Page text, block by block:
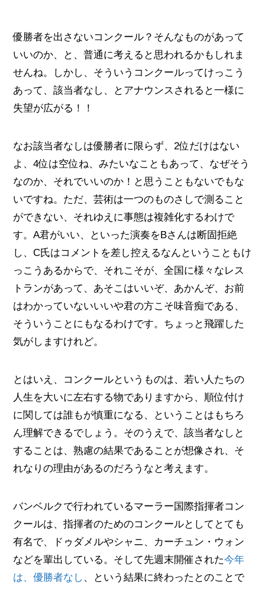
優勝者を出さないコンクール？そんなものがあって
いいのか、と、普通に考えると思われるかもしれま
せんね。しかし、そういうコンクールってけっこう
あって、該当者なし、とアナウンスされると一様に
失望が広がる！！
なお該当者なしは優勝者に限らず、2位だけはない
よ、4位は空位ね、みたいなこともあって、なぜそう
なのか、それでいいのか！と思うこともないでもな
いですね。ただ、芸術は一つのものさしで測ること
ができない、それゆえに事態は複雑化するわけで
す。A君がいい、といった演奏をBさんは断固拒絶
し、C氏はコメントを差し控えるなんということもけ
っこうあるからで、それこそが、全国に様々なレス
トランがあって、あそこはいいぞ、あかんぞ、お前
はわかっていないいいや君の方こそ味音痴である、
そういうことにもなるわけです。ちょっと飛躍した
気がしますけれど。
とはいえ、コンクールというものは、若い人たちの
人生を大いに左右する物でありますから、順位付け
に関しては誰もが慎重になる、ということはもちろ
ん理解できるでしょう。そのうえで、該当者なしと
することは、熟慮の結果であることが想像され、そ
れなりの理由があるのだろうなと考えます。
バンベルクで行われているマーラー国際指揮者コン
クールは、指揮者のためのコンクールとしてとても
有名で、ドゥダメルやシャニ、カーチュン・ウォン
などを輩出している。そして先週末開催された今年
は、優勝者なし 、という結果に終わったとのことで